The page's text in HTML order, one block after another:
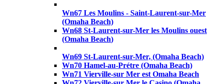
Wn67 Les Moulins - Saint-Laurent-sur-Mer
(Omaha Beach)
Wn68 St-Laurent-sur-Mer les Moulins ouest
(Omaha Beach)
Wn69 St-Laurent-sur-Mer, (Omaha Beach)
Wn70 Hamel-au-Prétre (Omaha Beach)
Wn71 Vierville-sur Mer est Omaha Beach